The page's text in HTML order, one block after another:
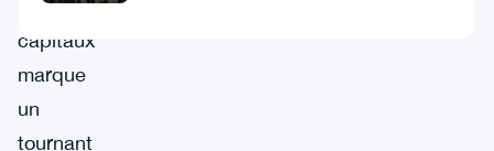
capitaux
marque
un
tournant